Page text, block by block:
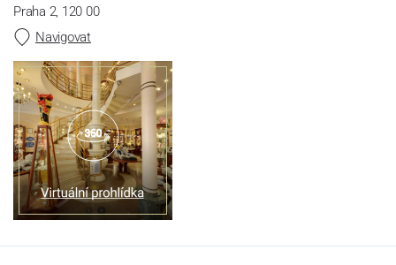
Praha 2, 120 00
Navigovat